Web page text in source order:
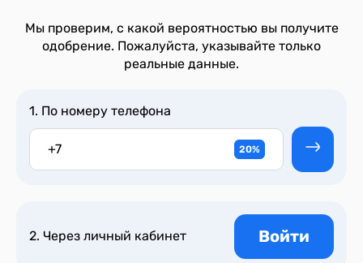
Мы проверим, с какой вероятностью вы получите
одобрение. Пожалуйста, указывайте только
реальные данные.
1. По номеру телефона
+7
2. Через личный кабинет Войти